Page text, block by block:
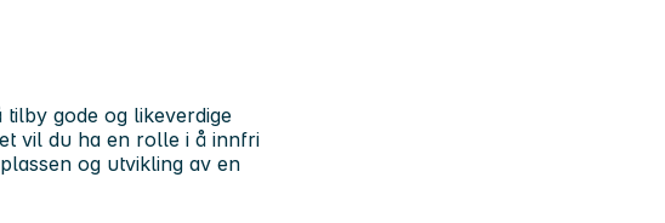
gode og likeverdige
vil du ha en rolle i å innfri
og utvikling av en